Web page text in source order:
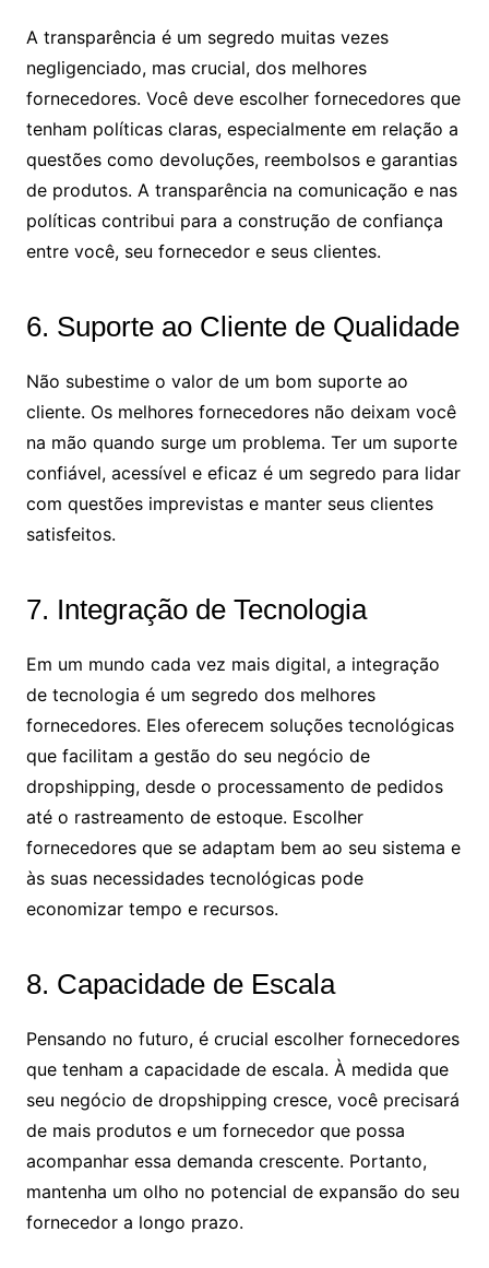
A transparência é um segredo muitas vezes
negligenciado, mas crucial, dos melhores
fornecedores. Você deve escolher fornecedores que
tenham políticas claras, especialmente em relação a
questões como devoluções, reembolsos e garantias
de produtos. A transparência na comunicação e nas
políticas contribui para a construção de confiança
entre você, seu fornecedor e seus clientes.
6. Suporte ao Cliente de Qualidade
Não subestime o valor de um bom suporte ao
cliente. Os melhores fornecedores não deixam você
na mão quando surge um problema. Ter um suporte
confiável, acessível e eficaz é um segredo para lidar
com questões imprevistas e manter seus clientes
satisfeitos.
7. Integração de Tecnologia
Em um mundo cada vez mais digital, a integração
de tecnologia é um segredo dos melhores
fornecedores. Eles oferecem soluções tecnológicas
que facilitam a gestão do seu negócio de
dropshipping, desde o processamento de pedidos
até o rastreamento de estoque. Escolher
fornecedores que se adaptam bem ao seu sistema e
às suas necessidades tecnológicas pode
economizar tempo e recursos.
8. Capacidade de Escala
Pensando no futuro, é crucial escolher fornecedores
que tenham a capacidade de escala. À medida que
seu negócio de dropshipping cresce, você precisará
de mais produtos e um fornecedor que possa
acompanhar essa demanda crescente. Portanto,
mantenha um olho no potencial de expansão do seu
fornecedor a longo prazo.